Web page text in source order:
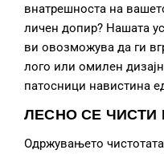
внатрешноста на
личен допир? Нашата
ви овозможува да ги
лого или омилен
патосници навистина
ЛЕСНО СЕ ЧИСТИ
Одржувањето